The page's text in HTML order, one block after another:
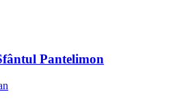
Pantelimon